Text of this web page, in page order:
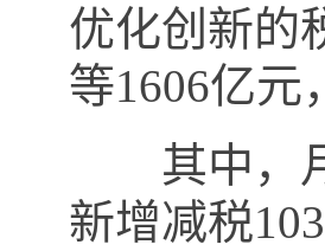
优化创新的
等1606亿元
其中，
新增减税